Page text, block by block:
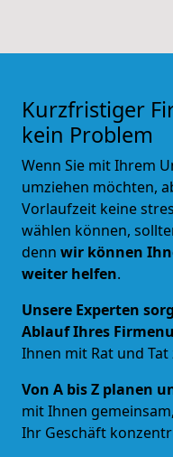
Kurzfristiger
kein Problem
Wenn Sie mit Ihrem
umziehen möchten,
Vorlaufzeit keine
wählen können,
denn wir können
weiter helfen.
Unsere Experten
Ablauf Ihres
Ihnen mit Rat und Tat
Von A bis Z planen
mit Ihnen
Ihr Geschäft